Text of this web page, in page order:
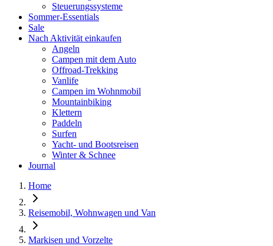
Steuerungssysteme
Sommer-Essentials
Sale
Nach Aktivität einkaufen
Angeln
Campen mit dem Auto
Offroad-Trekking
Vanlife
Campen im Wohnmobil
Mountainbiking
Klettern
Paddeln
Surfen
Yacht- und Bootsreisen
Winter & Schnee
Journal
Home
Reisemobil, Wohnwagen und Van
Markisen und Vorzelte